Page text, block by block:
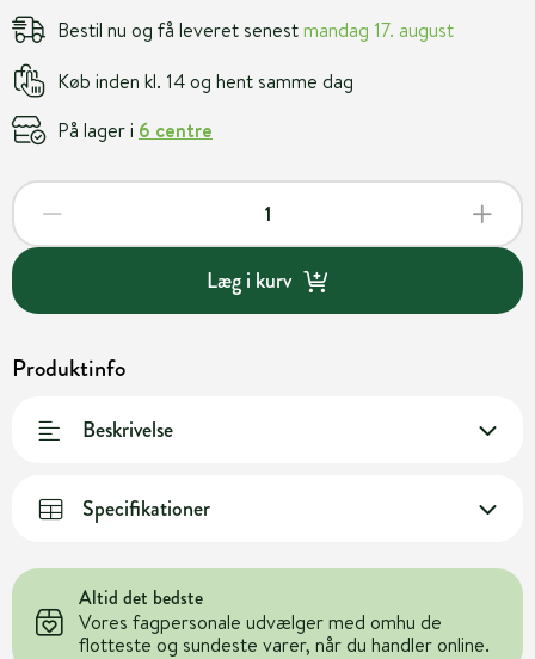
Bestil nu og få leveret senestmandag 17. august
Køb inden kl. 14 og hent samme dag
På lager i 6 centre
Læg i kurv
Produktinfo
Beskrivelse
Specifikationer
Altid det bedste
Vores fagpersonale udvælger med omhu de
flotteste og sundeste varer, når du handler online.